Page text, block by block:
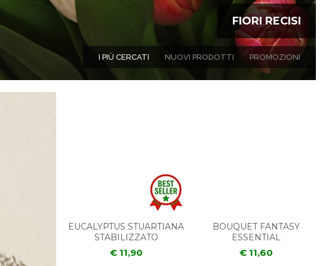
FIORI RECISI
I PIÙ CERCATI NUOVI PRODOTTI PROMOZIONI
EUCALYPTUS STUARTIANA
STABILIZZATO
€ 11,90
BOUQUET FANTASY
ESSENTIAL
€ 11,60